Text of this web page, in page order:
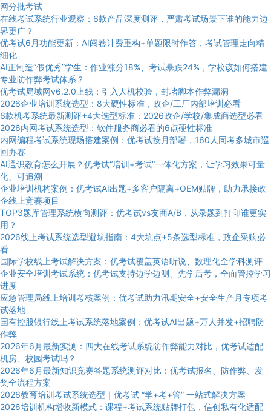
网分批考试
在线考试系统行业观察：6款产品深度测评，严肃考试场景下谁的能力边
界更广？
优考试6月功能更新：AI阅卷计费重构+单题限时作答，考试管理走向精
细化
AI正制造“假优秀”学生：作业涨分18%、考试暴跌24%，学校该如何搭建
专业防作弊考试体系？
优考试局域网v6.2.0上线：引入人机校验，封堵脚本作弊漏洞
2026企业培训系统选型：8大硬性标准，政企/工厂内部培训必看
6款机考系统最新测评+4大选型标准：2026政企/学校/集成商选型必看
2026内网考试系统选型：软件服务商必看的6点硬性标准
内网编程考试系统现场搭建案例：优考试按月部署，160人同考多城市巡
回办赛
AI通识教育怎么开展？优考试“培训+考试”一体化方案，让学习效果可量
化、可追溯
企业培训机构案例：优考试AI出题+多客户隔离+OEM贴牌，助力承接政
企线上竞赛项目
TOP3题库管理系统横向测评：优考试vs友商A/B，从录题到打印谁更实
用？
2026线上考试系统选型避坑指南：4大坑点+5条选型标准，政企采购必
看
国际学校线上考试解决方案：优考试覆盖英语听说、数理化全学科测评
企业安全培训考试系统：优考试支持边学边测、先学后考，全面管控学习
进度
应急管理局线上培训考核案例：优考试助力汛期安全+安全生产月专项考
试落地
国有控股银行线上考试系统落地案例：优考试AI出题+万人并发+招聘防
作弊
2026年6月最新实测：四大在线考试系统防作弊能力对比，优考试适配
机房、校园考试吗？
2026年6月最新知识竞赛答题系统测评对比：优考试报名、防作弊、发
奖全流程方案
2026教育培训考试系统选型｜优考试 “学+考+管” 一站式解决方案
2026培训机构增收新模式：课程+考试系统贴牌打包，信创私有化适配